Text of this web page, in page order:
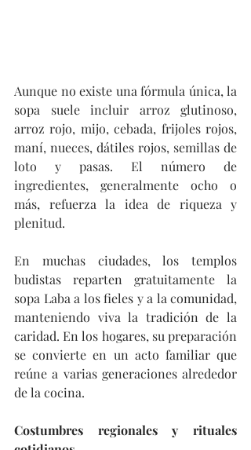
Aunque no existe una fórmula única, la
sopa suele incluir arroz glutinoso,
arroz rojo, mijo, cebada, frijoles rojos,
maní, nueces, dátiles rojos, semillas de
loto y pasas. El número de
ingredientes, generalmente ocho o
más, refuerza la idea de riqueza y
plenitud.
En muchas ciudades, los templos
budistas reparten gratuitamente la
sopa Laba a los fieles y a la comunidad,
manteniendo viva la tradición de la
caridad. En los hogares, su preparación
se convierte en un acto familiar que
reúne a varias generaciones alrededor
de la cocina.
Costumbres regionales y rituales